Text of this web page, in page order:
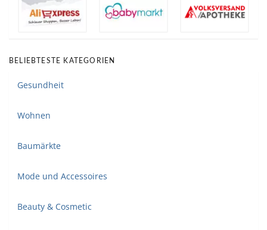
BELIEBTESTE KATEGORIEN
Gesundheit
Wohnen
Baumärkte
Mode und Accessoires
Beauty & Cosmetic